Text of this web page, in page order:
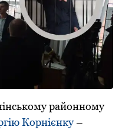
районному
Корнієнку–